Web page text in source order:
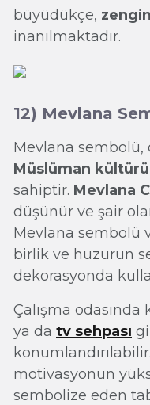
büyüdükçe,
inanılmaktadır.
12) Mevlana
Mevlana sembolü,
Müslüman
sahiptir. Mevlana
düşünür ve şair
Mevlana sembolü
birlik ve huzurun
dekorasyonda
Çalışma
ya da tv sehpası
motivasyonun
sembolize eden